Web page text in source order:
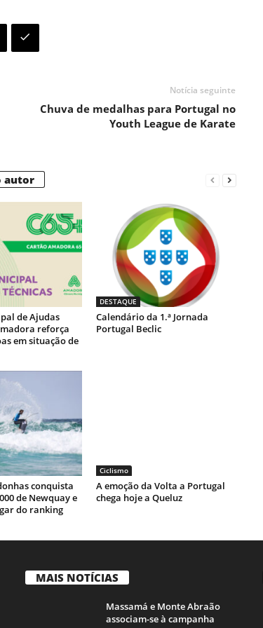
Notícia seguinte
Chuva de medalhas para Portugal no
Youth League de Karate
autor
de Ajudas
reforça
em situação de
DESTAQUE
Calendário da 1.ª Jornada
Portugal Beclic
conquista
de Newquay e
do ranking
Ciclismo
A emoção da Volta a Portugal
chega hoje a Queluz
MAIS NOTÍCIAS
Massamá e Monte Abraão
associam-se à campanha